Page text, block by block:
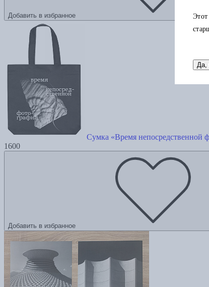
Добавить в избранное
Сумка «Время непосредственной
1600
Добавить в избранное
Этот
Да,